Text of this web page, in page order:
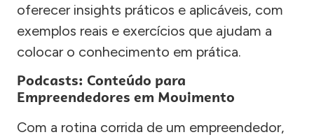
oferecer insights práticos e aplicáveis, com
exemplos reais e exercícios que ajudam a
colocar o conhecimento em prática.
Podcasts: Conteúdo para
Empreendedores em Movimento
Com a rotina corrida de um empreendedor,